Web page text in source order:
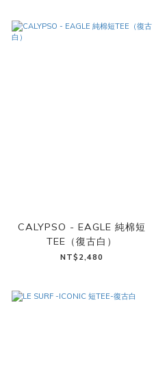
CALYPSO - EAGLE 純棉短
TEE（復古白）
NT$2,480